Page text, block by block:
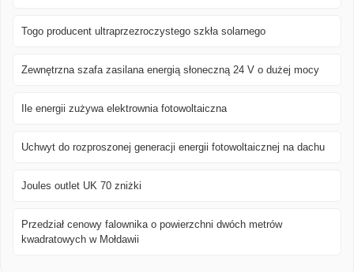
Togo producent ultraprzezroczystego szkła solarnego
Zewnętrzna szafa zasilana energią słoneczną 24 V o dużej mocy
Ile energii zużywa elektrownia fotowoltaiczna
Uchwyt do rozproszonej generacji energii fotowoltaicznej na dachu
Joules outlet UK 70 zniżki
Przedział cenowy falownika o powierzchni dwóch metrów
kwadratowych w Mołdawii